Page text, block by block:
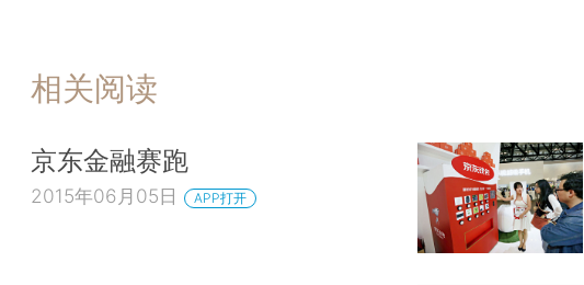
相关阅读
京东金融赛跑
2015年06月05日 APP打开